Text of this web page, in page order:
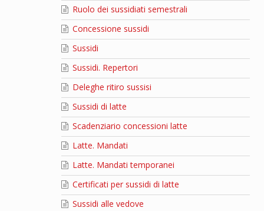
Ruolo dei sussidiati semestrali
Concessione sussidi
Sussidi
Sussidi. Repertori
Deleghe ritiro sussisi
Sussidi di latte
Scadenziario concessioni latte
Latte. Mandati
Latte. Mandati temporanei
Certificati per sussidi di latte
Sussidi alle vedove